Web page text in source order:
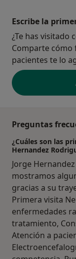
Escribe la
¿Te has visitado
Comparte cómo
pacientes te lo
Preguntas
¿Cuáles son las
Hernandez
Jorge
mostramos
gracias a su
Primera visita
enfermedades
tratamiento,
Atención a